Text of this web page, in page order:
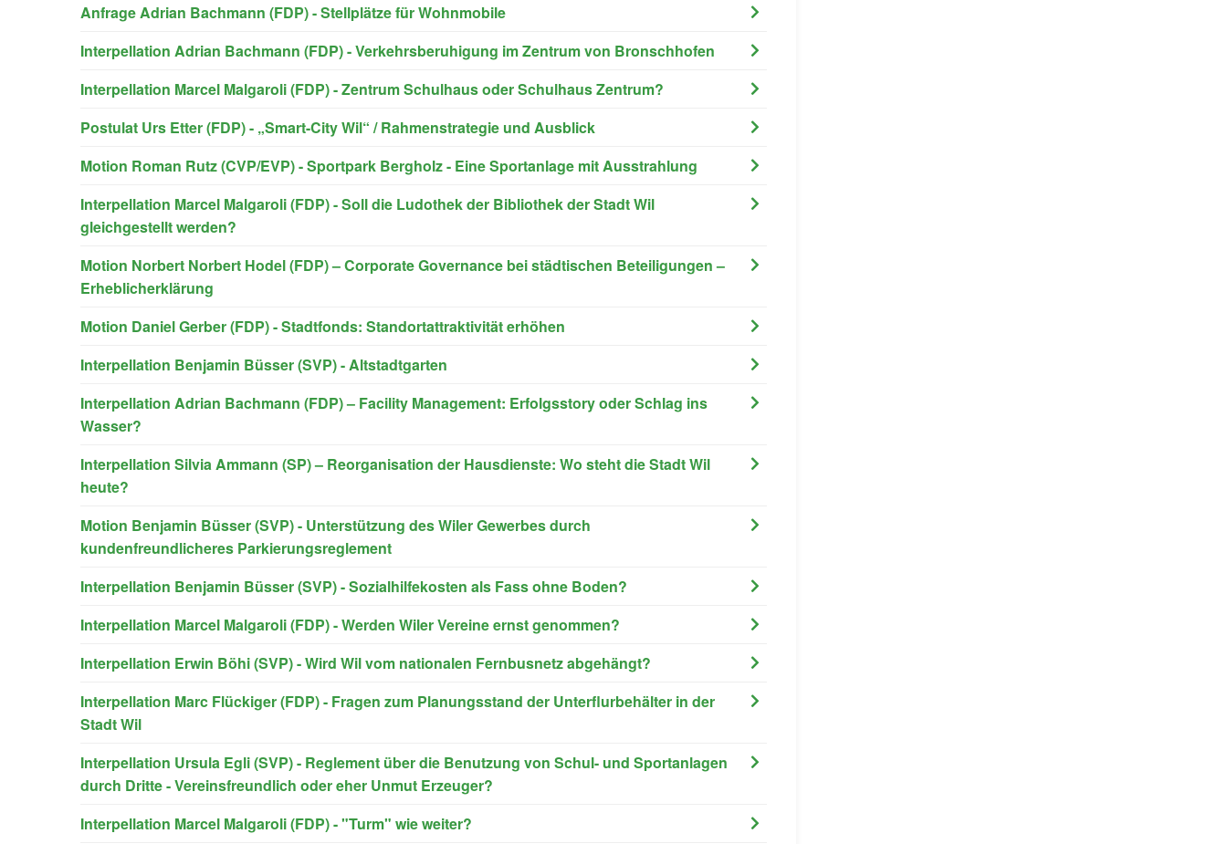
Anfrage Adrian Bachmann (FDP) - Stellplätze für Wohnmobile
Interpellation Adrian Bachmann (FDP) - Verkehrsberuhigung im Zentrum von Bronschhofen
Interpellation Marcel Malgaroli (FDP) - Zentrum Schulhaus oder Schulhaus Zentrum?
Postulat Urs Etter (FDP) - „Smart-City Wil“ / Rahmenstrategie und Ausblick
Motion Roman Rutz (CVP/EVP) - Sportpark Bergholz - Eine Sportanlage mit Ausstrahlung
Interpellation Marcel Malgaroli (FDP) - Soll die Ludothek der Bibliothek der Stadt Wil
gleichgestellt werden?
Motion Norbert Norbert Hodel (FDP) – Corporate Governance bei städtischen Beteiligungen –
Erheblicherklärung
Motion Daniel Gerber (FDP) - Stadtfonds: Standortattraktivität erhöhen
Interpellation Benjamin Büsser (SVP) - Altstadtgarten
Interpellation Adrian Bachmann (FDP) – Facility Management: Erfolgsstory oder Schlag ins
Wasser?
Interpellation Silvia Ammann (SP) – Reorganisation der Hausdienste: Wo steht die Stadt Wil
heute?
Motion Benjamin Büsser (SVP) - Unterstützung des Wiler Gewerbes durch
kundenfreundlicheres Parkierungsreglement
Interpellation Benjamin Büsser (SVP) - Sozialhilfekosten als Fass ohne Boden?
Interpellation Marcel Malgaroli (FDP) - Werden Wiler Vereine ernst genommen?
Interpellation Erwin Böhi (SVP) - Wird Wil vom nationalen Fernbusnetz abgehängt?
Interpellation Marc Flückiger (FDP) - Fragen zum Planungsstand der Unterflurbehälter in der
Stadt Wil
Interpellation Ursula Egli (SVP) - Reglement über die Benutzung von Schul- und Sportanlagen
durch Dritte - Vereinsfreundlich oder eher Unmut Erzeuger?
Interpellation Marcel Malgaroli (FDP) - "Turm" wie weiter?